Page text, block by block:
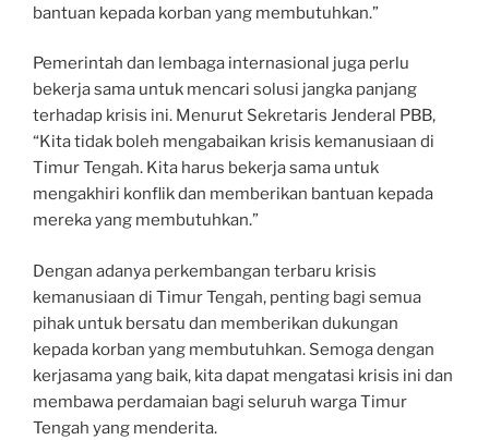
bantuan kepada korban yang membutuhkan.”
Pemerintah dan lembaga internasional juga perlu
bekerja sama untuk mencari solusi jangka panjang
terhadap krisis ini. Menurut Sekretaris Jenderal PBB,
“Kita tidak boleh mengabaikan krisis kemanusiaan di
Timur Tengah. Kita harus bekerja sama untuk
mengakhiri konflik dan memberikan bantuan kepada
mereka yang membutuhkan.”
Dengan adanya perkembangan terbaru krisis
kemanusiaan di Timur Tengah, penting bagi semua
pihak untuk bersatu dan memberikan dukungan
kepada korban yang membutuhkan. Semoga dengan
kerjasama yang baik, kita dapat mengatasi krisis ini dan
membawa perdamaian bagi seluruh warga Timur
Tengah yang menderita.